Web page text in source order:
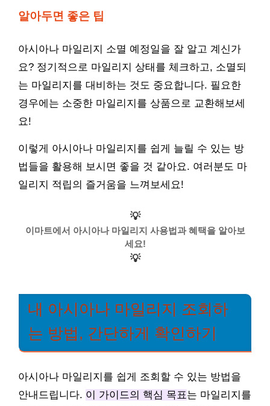
알아두면 좋은 팁
아시아나 마일리지 소멸 예정일을 잘 알고 계신가
요? 정기적으로 마일리지 상태를 체크하고, 소멸되
는 마일리지를 대비하는 것도 중요합니다. 필요한
경우에는 소중한 마일리지를 상품으로 교환해보세
요!
이렇게 아시아나 마일리지를 쉽게 늘릴 수 있는 방
법들을 활용해 보시면 좋을 것 같아요. 여러분도 마
일리지 적립의 즐거움을 느껴보세요!
💡
이마트에서 아시아나 마일리지 사용법과 혜택을 알아보
세요!
💡
내 아시아나 마일리지 조회하
는 방법, 간단하게 확인하기
아시아나 마일리지를 쉽게 조회할 수 있는 방법을
안내드립니다. 이 가이드의 핵심 목표는 마일리지를